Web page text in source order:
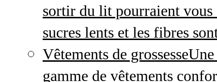
sortir du lit pourraient vous
sucres lents et les fibres
Vêtements de grossesseUne
gamme de vêtements